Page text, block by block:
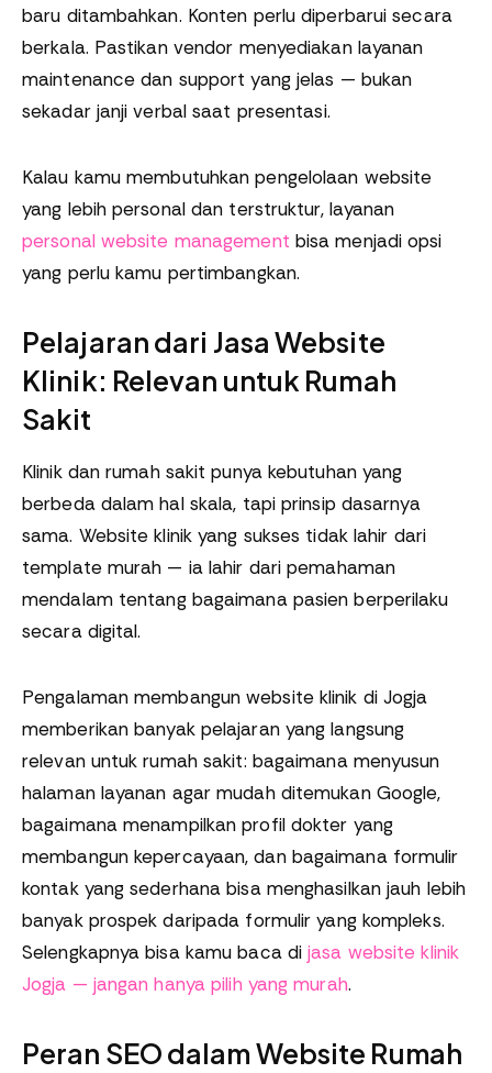
baru ditambahkan. Konten perlu diperbarui secara
berkala. Pastikan vendor menyediakan layanan
maintenance dan support yang jelas — bukan
sekadar janji verbal saat presentasi.
Kalau kamu membutuhkan pengelolaan website
yang lebih personal dan terstruktur, layanan
personal website management bisa menjadi opsi
yang perlu kamu pertimbangkan.
Pelajaran dari Jasa Website
Klinik: Relevan untuk Rumah
Sakit
Klinik dan rumah sakit punya kebutuhan yang
berbeda dalam hal skala, tapi prinsip dasarnya
sama. Website klinik yang sukses tidak lahir dari
template murah — ia lahir dari pemahaman
mendalam tentang bagaimana pasien berperilaku
secara digital.
Pengalaman membangun website klinik di Jogja
memberikan banyak pelajaran yang langsung
relevan untuk rumah sakit: bagaimana menyusun
halaman layanan agar mudah ditemukan Google,
bagaimana menampilkan profil dokter yang
membangun kepercayaan, dan bagaimana formulir
kontak yang sederhana bisa menghasilkan jauh lebih
banyak prospek daripada formulir yang kompleks.
Selengkapnya bisa kamu baca dijasa website klinik
Jogja — jangan hanya pilih yang murah.
Peran SEO dalam Website Rumah